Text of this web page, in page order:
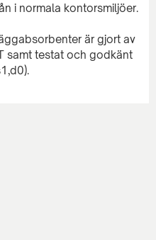
i normala kontorsmiljöer.
är gjort av
samt testat och godkänt